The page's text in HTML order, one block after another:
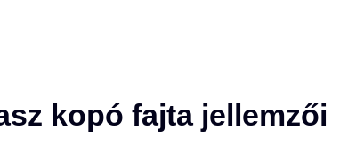
kopó fajta jellemzői